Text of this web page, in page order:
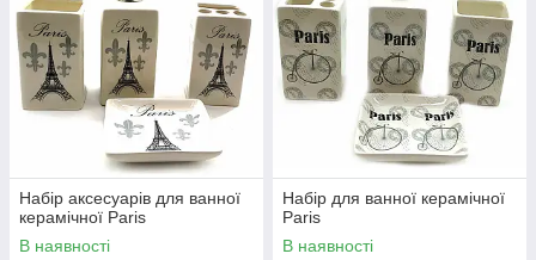
Набір аксесуарів для ванної
керамічної Paris
В наявності
Набір для ванної керамічної
Paris
В наявності